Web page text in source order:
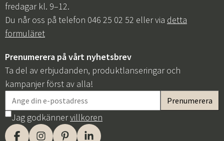
fredagar kl. 9–12.
Du når oss på telefon 046 25 02 52 eller via detta
formuläret
Prenumerera på vårt nyhetsbrev
Ta del av erbjudanden, produktlanseringar och
kampanjer först av alla!
Jag godkännervillkoren